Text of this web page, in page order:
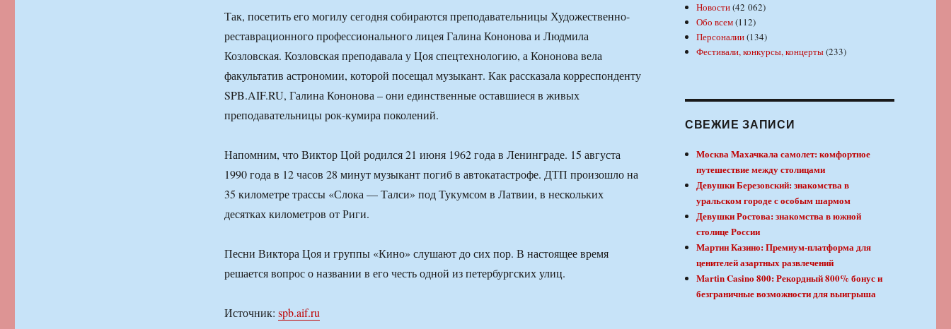
Так, посетить его могилу сегодня собираются преподавательницы Художественно-
реставрационного профессионального лицея Галина Кононова и Людмила
Козловская. Козловская преподавала у Цоя спецтехнологию, а Кононова вела
факультатив астрономии, которой посещал музыкант. Как рассказала корреспонденту
SPB.AIF.RU, Галина Кононова – они единственные оставшиеся в живых
преподавательницы рок-кумира поколений.
Напомним, что Виктор Цой родился 21 июня 1962 года в Ленинграде. 15 августа
1990 года в 12 часов 28 минут музыкант погиб в автокатастрофе. ДТП произошло на
35 километре трассы «Слока — Талси» под Тукумсом в Латвии, в нескольких
десятках километров от Риги.
Песни Виктора Цоя и группы «Кино» слушают до сих пор. В настоящее время
решается вопрос о названии в его честь одной из петербургских улиц.
Источник: spb.aif.ru
Новости(42 062)
Обо всем(112)
Персоналии(134)
Фестивали, конкурсы, концерты(233)
СВЕЖИЕ ЗАПИСИ
Москва Махачкала самолет: комфортное
путешествие между столицами
Девушки Березовский: знакомства в
уральском городе с особым шармом
Девушки Ростова: знакомства в южной
столице России
Мартин Казино: Премиум-платформа для
ценителей азартных развлечений
Martin Casino 800: Рекордный 800% бонус и
безграничные возможности для выигрыша